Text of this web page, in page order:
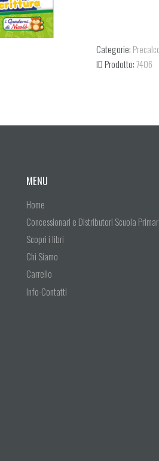
Categorie:
ID Prodotto:7406
MENU
Home
Concessionari e Distributori Scuola
Scopri i libri
Chi Siamo
Carrello
Info-Contatti